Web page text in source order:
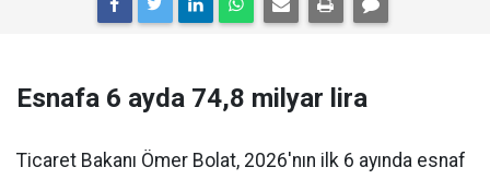
Esnafa 6 ayda 74,8 milyar lira
Ticaret Bakanı Ömer Bolat, 2026'nın ilk 6 ayında esnaf